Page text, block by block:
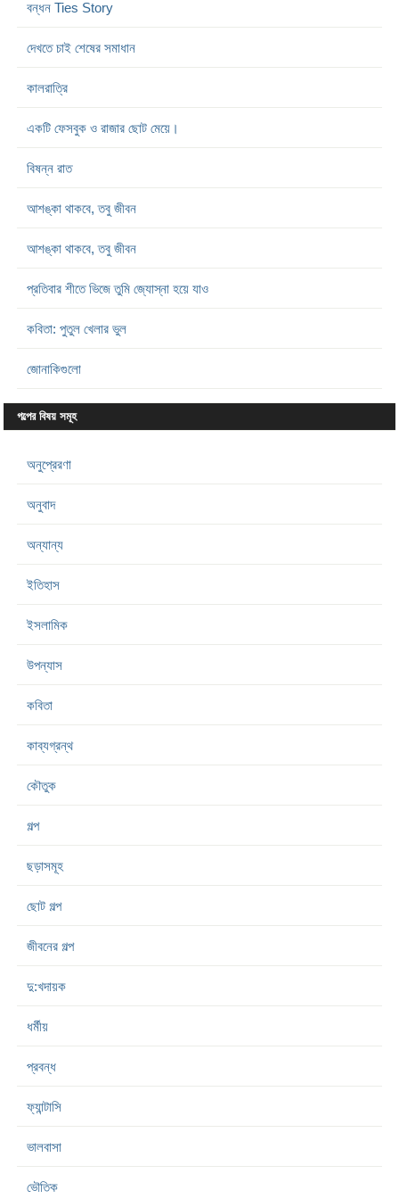
বন্ধন Ties Story
দেখতে চাই শেষের সমাধান
কালরাত্রি
একটি ফেসবুক ও রাজার ছোট মেয়ে।
বিষন্ন রাত
আশঙ্কা থাকবে, তবু জীবন
আশঙ্কা থাকবে, তবু জীবন
প্রতিবার শীতে ভিজে তুমি জ্যোস্না হয়ে যাও
কবিতা: পুতুল খেলার ভুল
জোনাকিগুলো
গল্পের বিষয় সমূহ
অনুপ্রেরণা
অনুবাদ
অন্যান্য
ইতিহাস
ইসলামিক
উপন্যাস
কবিতা
কাব্যগ্রন্থ
কৌতুক
গল্প
ছড়াসমূহ
ছোট গল্প
জীবনের গল্প
দু:খদায়ক
ধর্মীয়
প্রবন্ধ
ফ্যান্টাসি
ভালবাসা
ভৌতিক